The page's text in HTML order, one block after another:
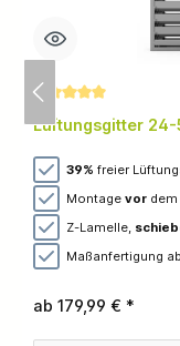
Durchschnittliche
Lüftungsgitter 24-
39% freier
Montage vordem
Z-Lamelle,
Maßanfertigung
ab 179,99 € *